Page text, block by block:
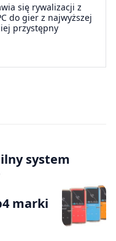
się rywalizacji z
do gier z najwyższej
przystępny
system
marki